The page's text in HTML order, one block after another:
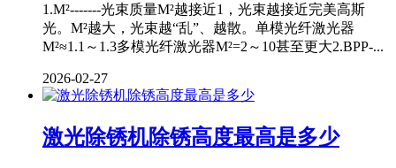
1.M²-------光束质量M²越接近1，光束越接近完美高斯
光。M²越大，光束越“乱”、越散。单模光纤激光器
M²≈1.1～1.3多模光纤激光器M²=2～10甚至更大2.BPP-...
2026-02-27
激光除锈机除锈高度最高是多少